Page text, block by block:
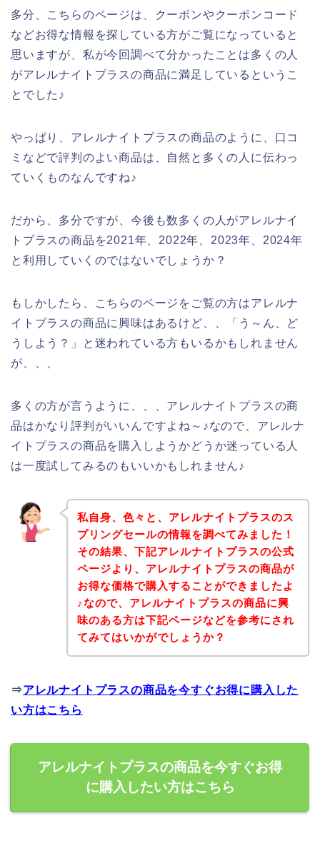
多分、こちらのページは、クーポンやクーポンコード
などお得な情報を探している方がご覧になっていると
思いますが、私が今回調べて分かったことは多くの人
がアレルナイトプラスの商品に満足しているというこ
とでした♪
やっぱり、アレルナイトプラスの商品のように、口コ
ミなどで評判のよい商品は、自然と多くの人に伝わっ
ていくものなんですね♪
だから、多分ですが、今後も数多くの人がアレルナイ
トプラスの商品を2021年、2022年、2023年、2024年
と利用していくのではないでしょうか？
もしかしたら、こちらのページをご覧の方はアレルナ
イトプラスの商品に興味はあるけど、、「う～ん、ど
うしよう？」と迷われている方もいるかもしれません
が、、、
多くの方が言うように、、、アレルナイトプラスの商
品はかなり評判がいいんですよね～♪なので、アレルナ
イトプラスの商品を購入しようかどうか迷っている人
は一度試してみるのもいいかもしれません♪
私自身、色々と、アレルナイトプラスのス
プリングセールの情報を調べてみました！
その結果、下記アレルナイトプラスの公式
ページより、アレルナイトプラスの商品が
お得な価格で購入することができましたよ
♪なので、アレルナイトプラスの商品に興
味のある方は下記ページなどを参考にされ
てみてはいかがでしょうか？
⇒アレルナイトプラスの商品を今すぐお得に購入した
い方はこちら
アレルナイトプラスの商品を今すぐお得
に購入したい方はこちら